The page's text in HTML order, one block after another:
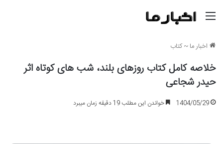
اخبار ما~کتاب
خلاصه کامل کتاب روزهای بلند، شب های کوتاه اثر
حیدر شجاعی
1404/05/29 خواندن این مطلب 19 دقیقه زمان میبرد